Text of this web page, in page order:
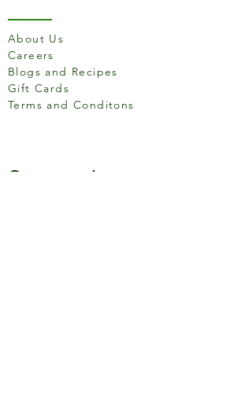
About Us
Careers
Blogs and Recipes
Gift Cards
Terms and Conditons
Store Location